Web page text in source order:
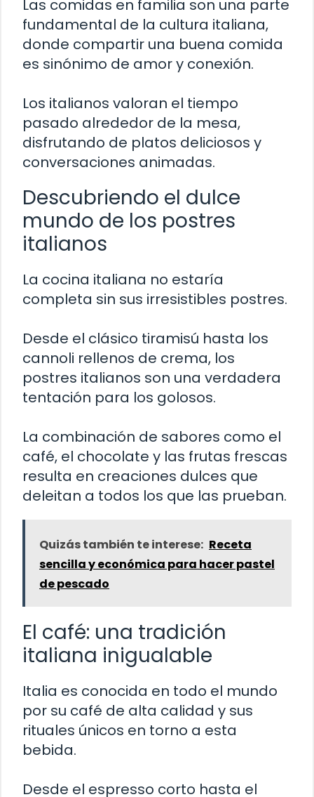
Las comidas en familia son una parte
fundamental de la cultura italiana,
donde compartir una buena comida
es sinónimo de amor y conexión.
Los italianos valoran el tiempo
pasado alrededor de la mesa,
disfrutando de platos deliciosos y
conversaciones animadas.
Descubriendo el dulce
mundo de los postres
italianos
La cocina italiana no estaría
completa sin sus irresistibles postres.
Desde el clásico tiramisú hasta los
cannoli rellenos de crema, los
postres italianos son una verdadera
tentación para los golosos.
La combinación de sabores como el
café, el chocolate y las frutas frescas
resulta en creaciones dulces que
deleitan a todos los que las prueban.
Quizás también te interese: Receta
sencilla y económica para hacer pastel
de pescado
El café: una tradición
italiana inigualable
Italia es conocida en todo el mundo
por su café de alta calidad y sus
rituales únicos en torno a esta
bebida.
Desde el espresso corto hasta el